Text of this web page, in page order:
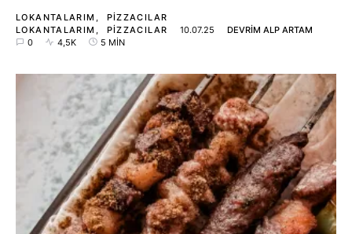
LOKANTALARIM
PIZZACILAR
LOKANTALARIM
PIZZACILAR 10.07.25
DEVRIM ALP ARTAM
0
4,5K 5 MIN